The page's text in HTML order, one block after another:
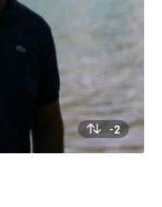
-2